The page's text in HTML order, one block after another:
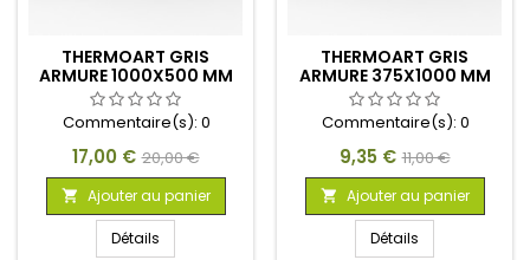
THERMOART GRIS
ARMURE 1000X500 MM
(XL)
Commentaire(s): 0
Prix
17,00 € Prix
de
base
20,00 €
 Ajouter au panier
Détails
THERMOART GRIS
ARMURE 375X1000 MM
(L2)
Commentaire(s): 0
Prix
9,35 € Prix
de
base
11,00 €
 Ajouter au panier
Détails